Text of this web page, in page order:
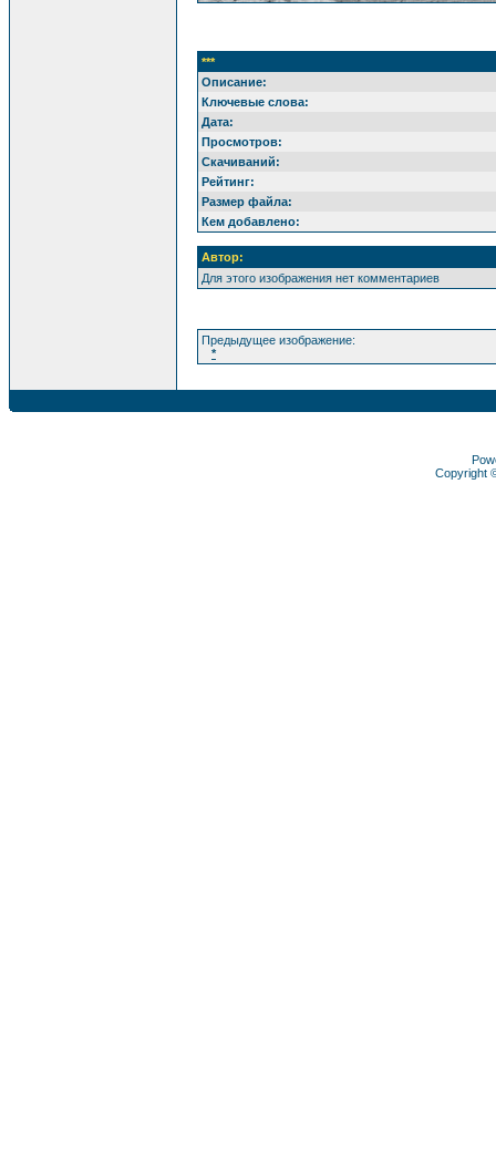
***
Описание:
Ключевые слова:
Дата:
Просмотров:
Скачиваний:
Рейтинг:
Размер файла:
Кем добавлено:
Автор:
Для этого изображения нет комментариев
Предыдущее изображение:
*
Copyright